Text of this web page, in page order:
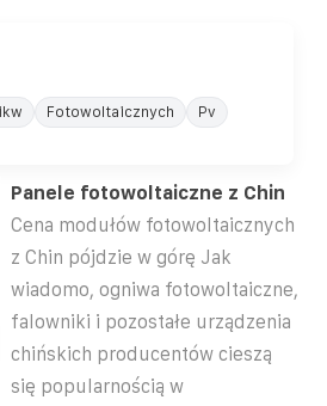
Fotowoltaicznych Pv
Panele fotowoltaiczne z Chin
Cena modułów fotowoltaicznych
z Chin pójdzie w górę Jak
wiadomo, ogniwa fotowoltaiczne,
falowniki i pozostałe urządzenia
chińskich producentów cieszą
się popularnością w